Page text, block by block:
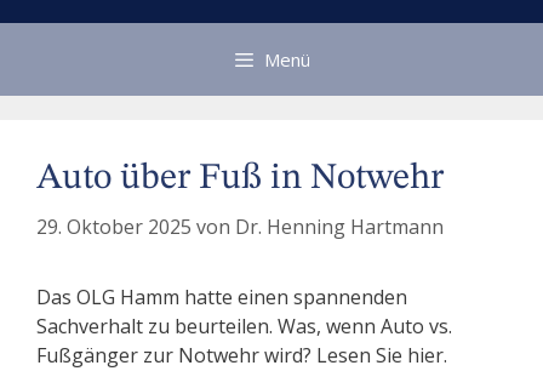
Menü
Auto über Fuß in Notwehr
29. Oktober 2025 von Dr. Henning Hartmann
Das OLG Hamm hatte einen spannenden
Sachverhalt zu beurteilen. Was, wenn Auto vs.
Fußgänger zur Notwehr wird? Lesen Sie hier.